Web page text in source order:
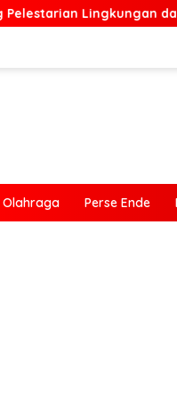
dan Pemberdayaan
Olahraga Perse Ende